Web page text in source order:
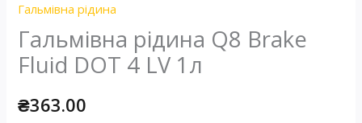
Гальмівна рідина
Гальмівна рідина Q8 Brake
Fluid DOT 4 LV 1л
₴363.00